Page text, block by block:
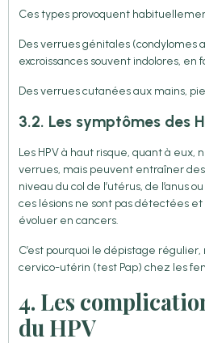
Ces types provoquent
Des verrues génitales (condylomes
excroissances souvent indolores, en
Des verrues cutanées aux mains,
3.2. Les symptômes des
Les HPV à haut risque, quant à eux,
verrues, mais peuvent entraîner
niveau du col de l’utérus, de l’anus
ces lésions ne sont pas détectées
évoluer en cancers.
C’est pourquoi le dépistage
cervico-utérin (test Pap) chez les
4. Les
du HPV